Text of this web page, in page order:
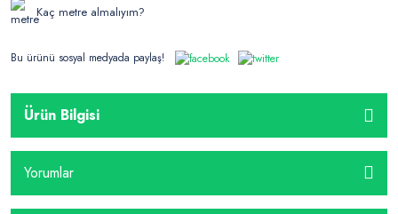
Kaç metre almalıyım?
Bu ürünü sosyal medyada paylaş!
Ürün Bilgisi
Yorumlar